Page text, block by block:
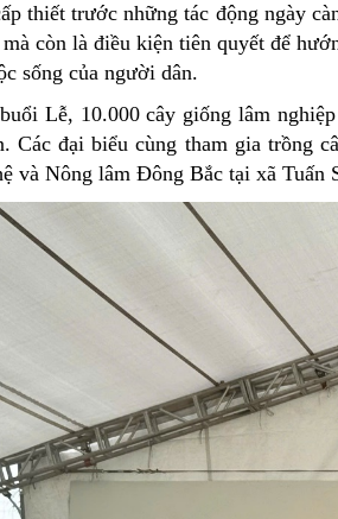
thiết trước những tác động ngày
còn là điều kiện tiên quyết để
sống của người dân.
Lễ, 10.000 cây giống lâm
Các đại biểu cùng tham gia trồng
và Nông lâm Đông Bắc tại xã Tuấn